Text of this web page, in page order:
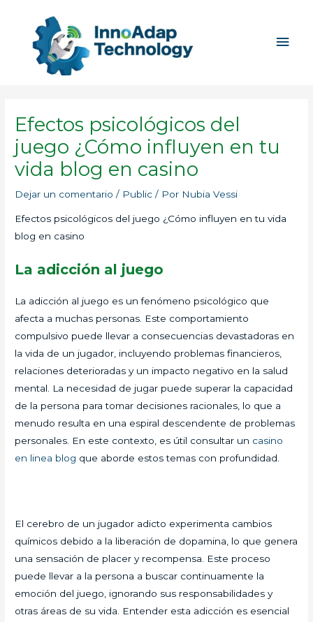
contenido
Efectos psicológicos del
juego ¿Cómo influyen en tu
vida blog en casino
Dejar un comentario / Public / Por Nubia Vessi
Efectos psicológicos del juego ¿Cómo influyen en tu vida
blog en casino
La adicción al juego
La adicción al juego es un fenómeno psicológico que
afecta a muchas personas. Este comportamiento
compulsivo puede llevar a consecuencias devastadoras en
la vida de un jugador, incluyendo problemas financieros,
relaciones deterioradas y un impacto negativo en la salud
mental. La necesidad de jugar puede superar la capacidad
de la persona para tomar decisiones racionales, lo que a
menudo resulta en una espiral descendente de problemas
personales. En este contexto, es útil consultar un casino
en linea blog que aborde estos temas con profundidad.
El cerebro de un jugador adicto experimenta cambios
químicos debido a la liberación de dopamina, lo que genera
una sensación de placer y recompensa. Este proceso
puede llevar a la persona a buscar continuamente la
emoción del juego, ignorando sus responsabilidades y
otras áreas de su vida. Entender esta adicción es esencial